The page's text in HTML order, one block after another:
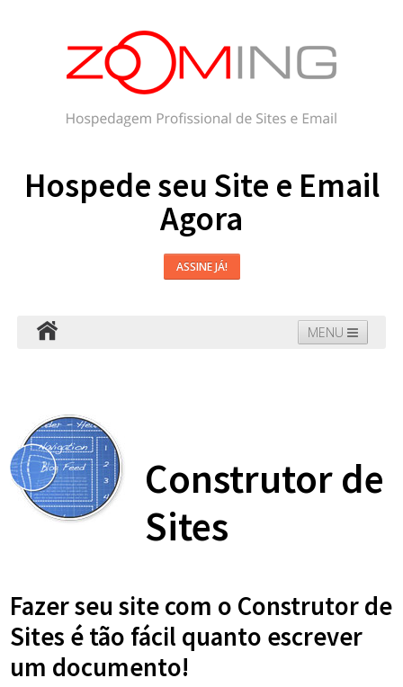
Hospede seu Site e Email
Agora
ASSINE JÁ!
MENU
Construtor de
Sites
Fazer seu site com o Construtor de
Sites é tão fácil quanto escrever
um documento!